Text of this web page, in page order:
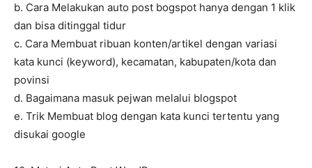
b. Cara Melakukan auto post bogspot hanya dengan 1 klik
dan bisa ditinggal tidur
c. Cara Membuat ribuan konten/artikel dengan variasi
kata kunci (keyword), kecamatan, kabupaten/kota dan
povinsi
d. Bagaimana masuk pejwan melalui blogspot
e. Trik Membuat blog dengan kata kunci tertentu yang
disukai google